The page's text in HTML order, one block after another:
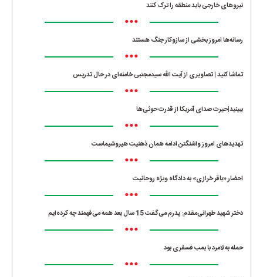
نیروهای خارجی باید منطقه را ترک کنند
•••
رسانه‌ها امروز بخشی از سازوکار جنگ هستند
•••
تماشا کنید | تصاویری از آیت الله سیدمجتبی خامنه‌ای در حال تدریس
•••
ببینید|حیرت صدای آمریکا از قدرت حوثی‌ها
•••
تهدیدهای امروز واشنگتن ادامه همان ذهنیت هیروشیماست
•••
احضار «باقر خرازی» به دادگاه ویژه روحانیت
•••
دختر شهید طهرانی‌مقدم: پدرم می‌گفت 15 سال بعد همه می‌فهمند چه کرده‌ایم
•••
حمله به لامرد با بمب فسفری بود
•••